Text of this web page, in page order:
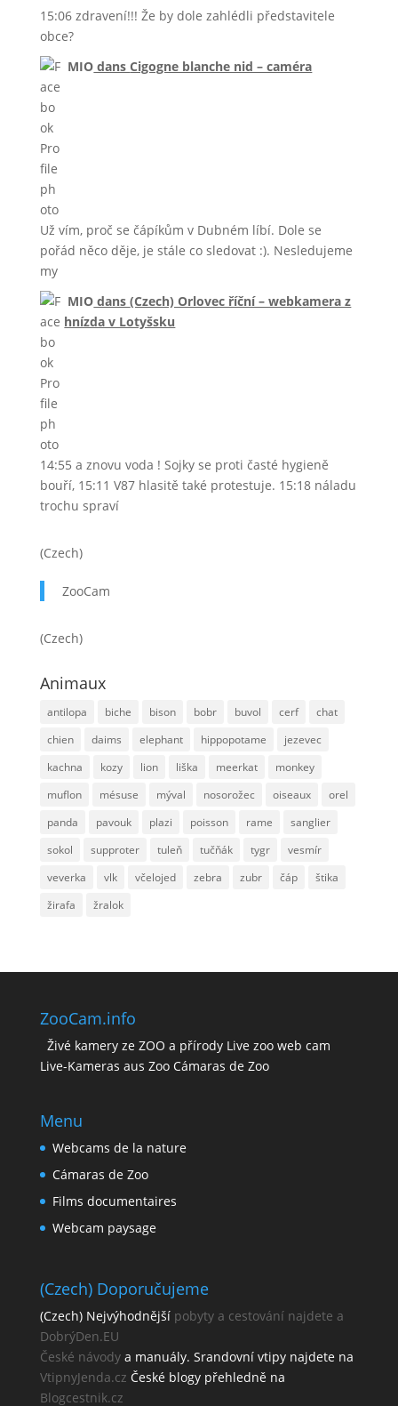
15:06 zdravení!!! Že by dole zahlédli představitele
obce?
MIO dansCigogne blanche nid – caméra
Už vím, proč se čápíkům v Dubném líbí. Dole se
pořád něco děje, je stále co sledovat :). Nesledujeme
my
MIO dans(Czech) Orlovec říční – webkamera z
hnízda v Lotyšsku
14:55 a znovu voda ! Sojky se proti časté hygieně
bouří, 15:11 V87 hlasitě také protestuje. 15:18 náladu
trochu spraví
(Czech)
ZooCam
(Czech)
Animaux
antilopa biche bison bobr buvol cerf
chat
chien
daims elephant hippopotame
jezevec
kachna
kozy lion liška meerkat
monkey
muflon
mésuse mýval nosorožec oiseaux
orel
panda
pavouk plazi poisson rame
sanglier
sokol
supproter tuleň tučňák tygr
vesmír
veverka
vlk včelojed zebra zubr čáp
štika
žirafa
žralok
ZooCam.info
Živé kamery ze ZOO a přírody Live zoo web cam
Live-Kameras aus Zoo Cámaras de Zoo
Menu
Webcams de la nature
Cámaras de Zoo
Films documentaires
Webcam paysage
(Czech) Doporučujeme
(Czech) Nejvýhodnější pobyty a cestování najdete a
DobrýDen.EU
České návodya manuály. Srandovní vtipy najdete na
VtipnyJenda.cz České blogy přehledně na
Blogcestnik.cz